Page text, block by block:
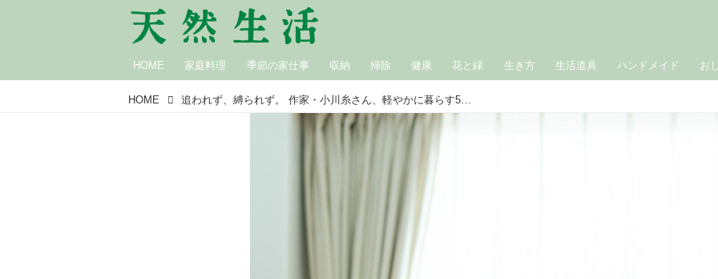
HOME 家庭料理 季節の家仕事 収納 掃除 健康 花と緑 生き方 生活道具 ハンドメイド お
HOME 追われず、縛られず。 作家・小川糸さん、軽やかに暮らす5つのルール